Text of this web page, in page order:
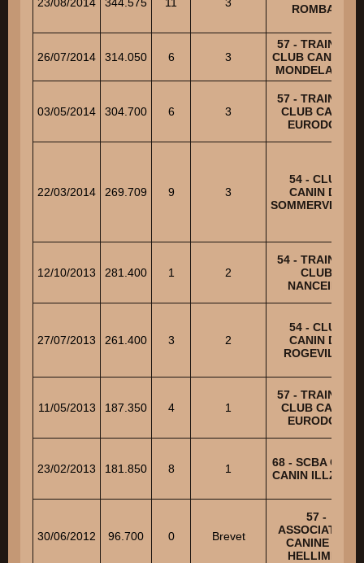
ROMBAS
26/07/2014 314.050 6 3
57 - TRAINING
CLUB CANIN DE
MONDELANGE
03/05/2014 304.700 6 3
57 - TRAINING
CLUB CANIN
EURODOG
22/03/2014 269.709 9 3
54 - CLUB
CANIN DE
SOMMERVILLER
12/10/2013 281.400 1 2
54 - TRAINING
CLUB
NANCEIEN
27/07/2013 261.400 3 2
54 - CLUB
CANIN DE
ROGEVILLE
11/05/2013 187.350 4 1
57 - TRAINING
CLUB CANIN
EURODOG
23/02/2013 181.850 8 1
68 - SCBA CLUB
CANIN ILLZACH
30/06/2012 96.700 0 Brevet
57 -
ASSOCIATION
CANINE DE
HELLIMER